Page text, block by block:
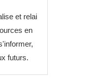
et relai
en
futurs.